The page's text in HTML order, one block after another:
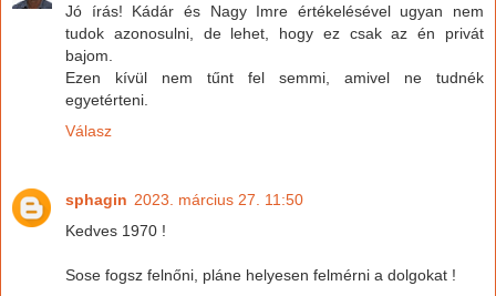
Jó írás! Kádár és Nagy Imre értékelésével ugyan nem
tudok azonosulni, de lehet, hogy ez csak az én privát
bajom.
Ezen kívül nem tűnt fel semmi, amivel ne tudnék
egyetérteni.
Válasz
sphagin 2023. március 27. 11:50
Kedves 1970 !
Sose fogsz felnőni, pláne helyesen felmérni a dolgokat !